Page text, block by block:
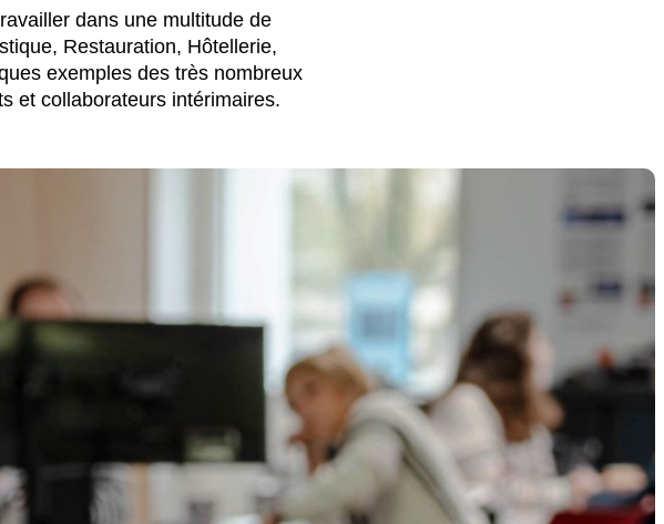
dans une multitude de
Restauration, Hôtellerie,
exemples des très nombreux
et collaborateurs intérimaires.